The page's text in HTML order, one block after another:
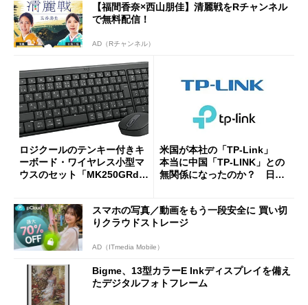
【福間香奈×西山朋佳】清麗戦をRチャンネル
で無料配信！
AD（Rチャンネル）
ロジクールのテンキー付きキ
ーボード・ワイヤレス小型マ
ウスのセット「MK250GRd」
米国が本社の「TP-Link」
本当に中国「TP-LINK」との
無関係になったのか？ 日本
スマホの写真／動画をもう一段安全に 買い切
りクラウドストレージ
AD（ITmedia Mobile）
Bigme、13型カラーE Inkディスプレイを備え
たデジタルフォトフレーム